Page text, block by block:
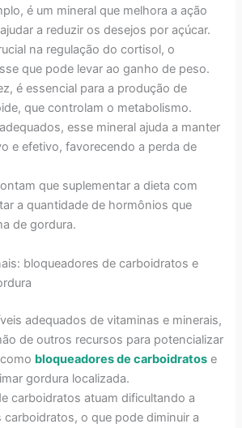
é um mineral que melhora a ação
a reduzir os desejos por açúcar.
na regulação do cortisol, o
que pode levar ao ganho de peso.
é essencial para a produção de
que controlam o metabolismo.
esse mineral ajuda a manter
e efetivo, favorecendo a perda de
que suplementar a dieta com
a quantidade de hormônios que
de gordura.
bloqueadores de carboidratos e
adequados de vitaminas e minerais,
de outros recursos para potencializar
bloqueadores de carboidratos e
gordura localizada.
carboidratos atuam dificultando a
o que pode diminuir a